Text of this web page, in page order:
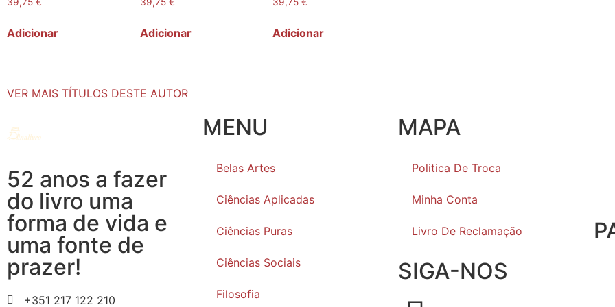
Adicionar Adicionar Adicionar
VER MAIS TÍTULOS DESTE AUTOR
52 anos a fazer
do livro uma
forma de vida e
uma fonte de
prazer!
+351 217 122 210
MENU
Belas Artes
Ciências Aplicadas
Ciências Puras
Ciências Sociais
Filosofia
MAPA
Politica De Troca
Minha Conta
Livro De Reclamação
SIGA-NOS